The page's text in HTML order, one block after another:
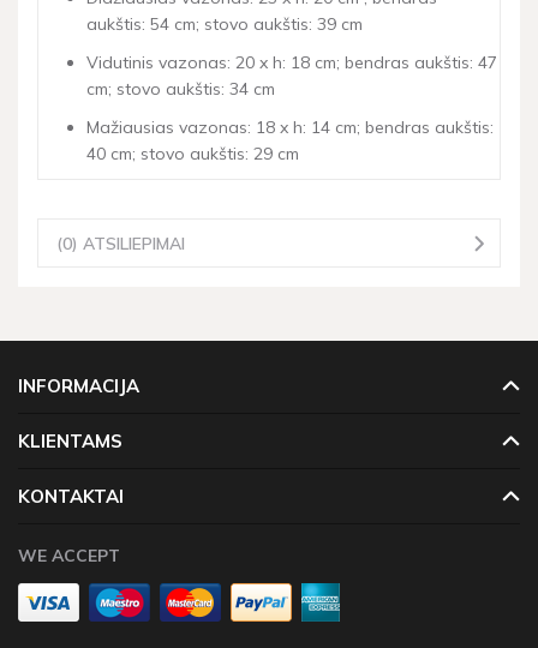
aukštis: 54 cm; stovo aukštis: 39 cm
Vidutinis vazonas: 20 x h: 18 cm; bendras aukštis: 47
cm; stovo aukštis: 34 cm
Mažiausias vazonas: 18 x h: 14 cm; bendras aukštis:
40 cm; stovo aukštis: 29 cm
(0) ATSILIEPIMAI
INFORMACIJA
KLIENTAMS
KONTAKTAI
WE ACCEPT